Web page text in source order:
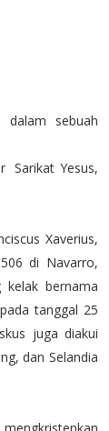
dalam sebuah
Sarikat Yesus,
Xaverius,
di Navarro,
bernama
tanggal 25
juga diakui
dan Selandia